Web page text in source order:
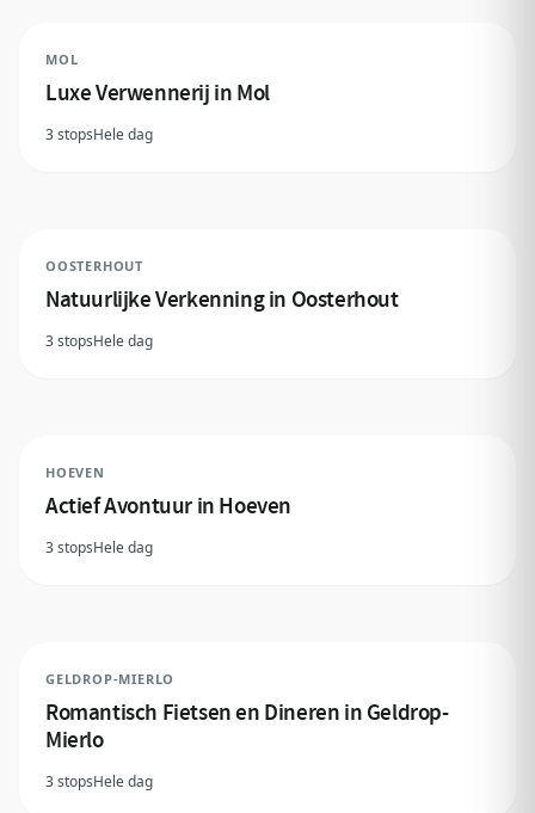
MOL
Luxe Verwennerij in Mol
3 stopsHele dag
OOSTERHOUT
Natuurlijke Verkenning in Oosterhout
3 stopsHele dag
HOEVEN
Actief Avontuur in Hoeven
3 stopsHele dag
GELDROP-MIERLO
Romantisch Fietsen en Dineren in Geldrop-
Mierlo
3 stopsHele dag